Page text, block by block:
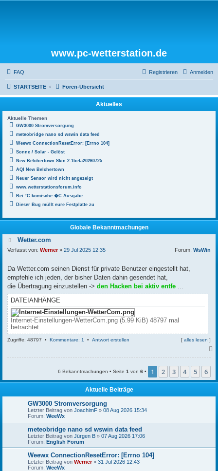
www.pc-wetterstation.de
FAQ Anmelden
Registrieren
STARTSEITE Foren-Übersicht
Aktuelles
Aktuelle Themen
GW3000 Stromversorgung
meteobridge nano sd wswin data feed
Weewx ConnectionResetError: [Errno 104]
Sonne / Solar - Gelöst
New Belchertown Skin 2.1beta20260725
AQI New Belchertown
Neuer Sensor wird nicht angezeigt
www.wetterstationsforum.info
Bei °C komische �C Ausgabe
Dieser Bug müllt eure Festplatte zu
Globale Bekanntmachungen
Wetter.com
Verfasst von: Werner» 29 Jul 2025 12:35 Forum: WsWin
Da Wetter.com seinen Dienst für private Benutzer eingestellt hat,
empfehle ich jeden, der bisher Daten dahin gesendet hat,
die Übertragung einzustellen -> den Hacken bei aktiv entfe ...
DATEIANHÄNGE
Internet-Einstellungen-WetterCom.png (5.99 KiB) 48797 mal
betrachtet
Zugriffe: 48797 • Kommentare: 1 • Antwort erstellen [ alles lesen ]
b
n
6 Bekanntmachungen • Seite 1 von 6 • 1 2 3 4 5 6
Aktuelle Beiträge
GW3000 Stromversorgung
Letzter Beitrag von JoachimF » 08 Aug 2026 15:34
Forum: WeeWx
meteobridge nano sd wswin data feed
Letzter Beitrag von Jürgen B » 07 Aug 2026 17:06
Forum: English Forum
Weewx ConnectionResetError: [Errno 104]
Letzter Beitrag von Werner» 31 Jul 2026 12:43
Forum: WeeWx